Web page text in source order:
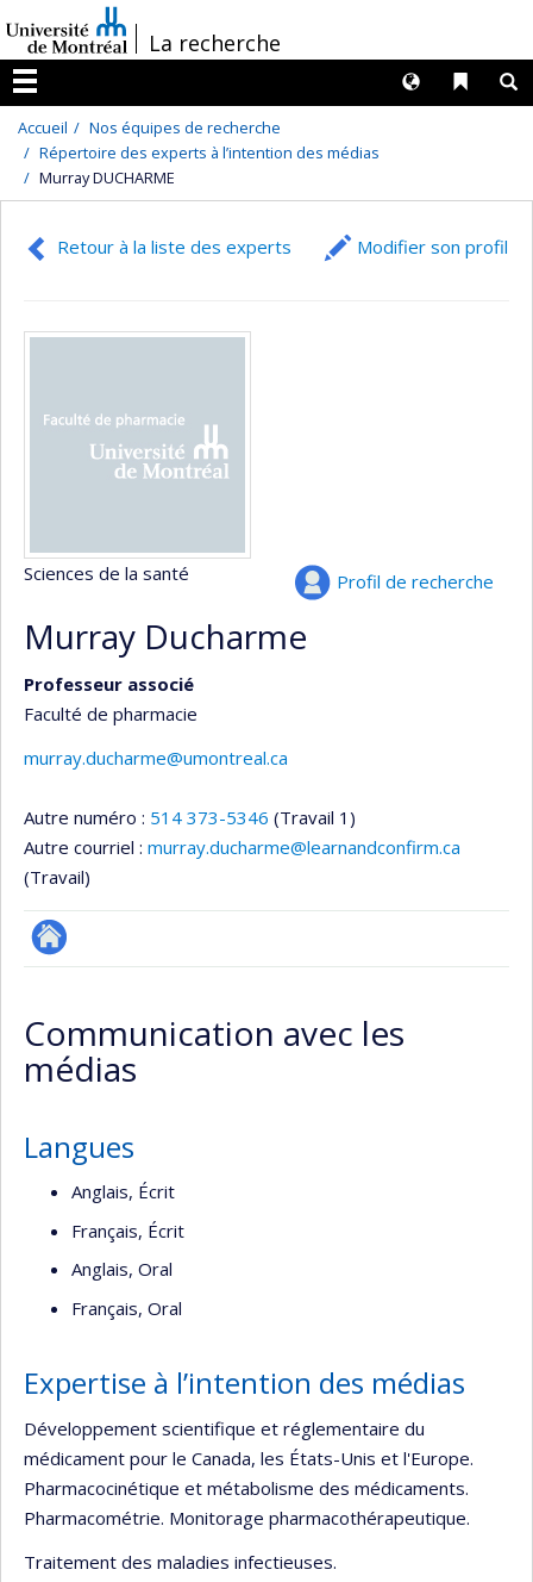
au
contenu
/La recherche
Menu
Liens
Langues
Accueil
Nos équipes de recherche
Répertoire des experts à l’intention des médias
Murray DUCHARME
Retour à la liste des experts Modifier son profil
Profil de recherche
Sciences de la santé
Murray Ducharme
Professeur associé
Faculté de pharmacie
murray.ducharme@umontreal.ca
Autre numéro : 514 373-5346 (Travail 1)
Autre courriel : murray.ducharme@learnandconfirm.ca
(Travail)
Autre
web
Communication avec les
médias
Langues
Anglais, Écrit
Français, Écrit
Anglais, Oral
Français, Oral
Expertise à l’intention des médias
Développement scientifique et réglementaire du
médicament pour le Canada, les États-Unis et l'Europe.
Pharmacocinétique et métabolisme des médicaments.
Pharmacométrie. Monitorage pharmacothérapeutique.
Traitement des maladies infectieuses.